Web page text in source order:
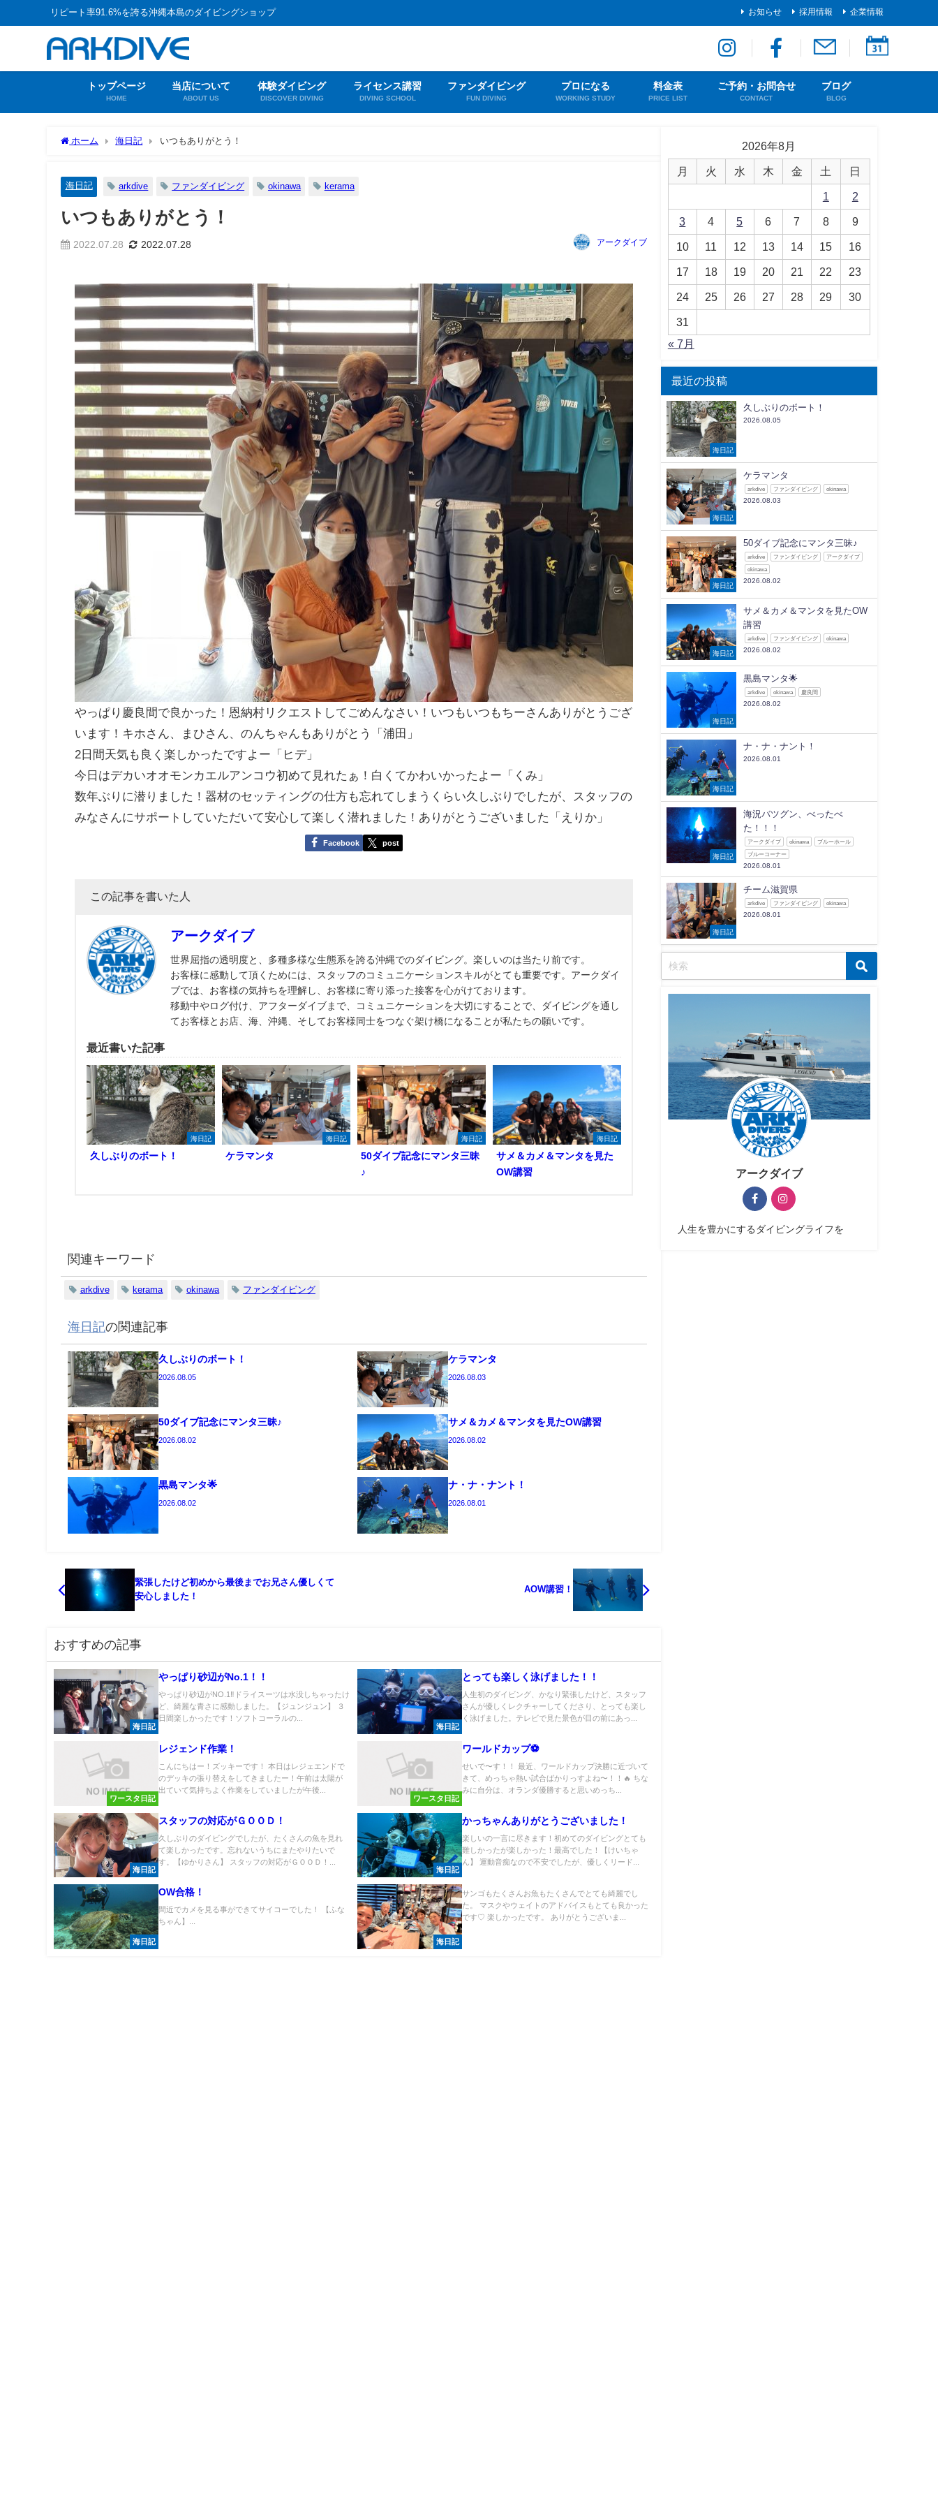
リピート率91.6%を誇る沖縄本島のダイビングショップ お知らせ 採用情報 企業情報
トップページ
HOME
当店について
ABOUT US
体験ダイビング
DISCOVER DIVING
ライセンス講習
DIVING SCHOOL
ファンダイビング
FUN DIVING
プロになる
WORKING STUDY
料金表
PRICE LIST
ご予約・お問合せ
CONTACT
ブログ
BLOG
ホーム 海日記 いつもありがとう！
海日記 arkdive ファンダイビング okinawa kerama
いつもありがとう！
2022.07.28 2022.07.28 アークダイブ
やっぱり慶良間で良かった！恩納村リクエストしてごめんなさい！いつもいつもちーさんありがとうござ
います！キホさん、まひさん、のんちゃんもありがとう「浦田」
2日間天気も良く楽しかったですよー「ヒデ」
今日はデカいオオモンカエルアンコウ初めて見れたぁ！白くてかわいかったよー「くみ」
数年ぶりに潜りました！器材のセッティングの仕方も忘れてしまうくらい久しぶりでしたが、スタッフの
みなさんにサポートしていただいて安心して楽しく潜れました！ありがとうございました「えりか」
Facebook post
この記事を書いた人
アークダイブ
世界屈指の透明度と、多種多様な生態系を誇る沖縄でのダイビング。楽しいのは当たり前です。
お客様に感動して頂くためには、スタッフのコミュニケーションスキルがとても重要です。アークダイ
ブでは、お客様の気持ちを理解し、お客様に寄り添った接客を心がけております。
移動中やログ付け、アフターダイブまで、コミュニケーションを大切にすることで、ダイビングを通し
てお客様とお店、海、沖縄、そしてお客様同士をつなぐ架け橋になることが私たちの願いです。
最近書いた記事
海日記
久しぶりのボート！
海日記
ケラマンタ
海日記
50ダイブ記念にマンタ三昧
♪
海日記
サメ＆カメ＆マンタを見た
OW講習
関連キーワード
arkdive kerama okinawa ファンダイビング
海日記の関連記事
久しぶりのボート！
2026.08.05
ケラマンタ
2026.08.03
50ダイブ記念にマンタ三昧♪
2026.08.02
サメ＆カメ＆マンタを見たOW講習
2026.08.02
黒島マンタ🌟
2026.08.02
ナ・ナ・ナント！
2026.08.01
緊張したけど初めから最後までお兄さん優しくて
安心しました！
AOW講習！
おすすめの記事
海日記
やっぱり砂辺がNo.1！！
やっぱり砂辺がNO.1‼ドライスーツは水没しちゃったけ
ど、綺麗な青さに感動しました。【ジュンジュン】 ３
日間楽しかったです！ソフトコーラルの...
海日記
とっても楽しく泳げました！！
人生初のダイビング、かなり緊張したけど、スタッフ
さんが優しくレクチャーしてくださり、とっても楽し
く泳げました。テレビで見た景色が目の前にあっ...
ワースタ日記
レジェンド作業！
こんにちはー！ズッキーです！ 本日はレジェエンドで
のデッキの張り替えをしてきましたー！午前は太陽が
出ていて気持ちよく作業をしていましたが午後...
ワースタ日記
ワールドカップ⚽️
せいで〜す！！ 最近、ワールドカップ決勝に近づいて
きて、めっちゃ熱い試合ばかりっすよね〜！！🔥 ちな
みに自分は、オランダ優勝すると思いめっち...
海日記
スタッフの対応がＧＯＯＤ！
久しぶりのダイビングでしたが、たくさんの魚を見れ
て楽しかったです。忘れないうちにまたやりたいで
す。【ゆかりさん】 スタッフの対応がＧＯＯＤ！...
海日記
かっちゃんありがとうございました！
楽しいの一言に尽きます！初めてのダイビングとても
難しかったが楽しかった！最高でした！【けいちゃ
ん】 運動音痴なので不安でしたが、優しくリード...
海日記
OW合格！
間近でカメを見る事ができてサイコーでした！ 【ふな
ちゃん】...
海日記
サンゴもたくさんお魚もたくさんでとても綺麗でし
た。 マスクやウェイトのアドバイスもとても良かった
です♡ 楽しかったです。 ありがとうございま...
2026年8月
月 火 水 木 金 土 日
1 2
3 4 5 6 7 8 9
10 11 12 13 14 15 16
17 18 19 20 21 22 23
24 25 26 27 28 29 30
31
« 7月
最近の投稿
海日記
久しぶりのボート！
2026.08.05
海日記
ケラマンタ
arkdive ファンダイビング okinawa
2026.08.03
海日記
50ダイブ記念にマンタ三昧♪
arkdive ファンダイビング アークダイブ
okinawa
2026.08.02
海日記
サメ＆カメ＆マンタを見たOW
講習
arkdive ファンダイビング okinawa
2026.08.02
海日記
黒島マンタ🌟
arkdive okinawa 慶良間
2026.08.02
海日記
ナ・ナ・ナント！
2026.08.01
海日記
海況バツグン、べったべ
た！！！
アークダイブ okinawa ブルーホール
ブルーコーナー
2026.08.01
海日記
チーム滋賀県
arkdive ファンダイビング okinawa
2026.08.01
アークダイブ
人生を豊かにするダイビングライフを